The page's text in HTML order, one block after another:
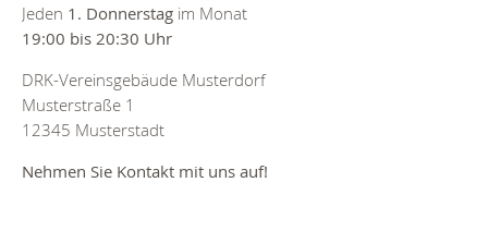
Jeden 1. Donnerstag im Monat
19:00 bis 20:30 Uhr
DRK-Vereinsgebäude Musterdorf
Musterstraße 1
12345 Musterstadt
Nehmen Sie Kontakt mit uns auf!